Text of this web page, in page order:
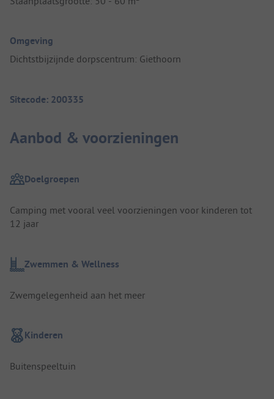
Omgeving
Dichtstbijzijnde dorpscentrum: Giethoorn
Sitecode: 200335
Aanbod & voorzieningen
Doelgroepen
Camping met vooral veel voorzieningen voor kinderen tot
12 jaar
Zwemmen & Wellness
Zwemgelegenheid aan het meer
Kinderen
Buitenspeeltuin